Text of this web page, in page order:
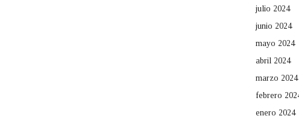
julio 2024
junio 2024
mayo 2024
abril 2024
marzo 2024
febrero
enero 2024